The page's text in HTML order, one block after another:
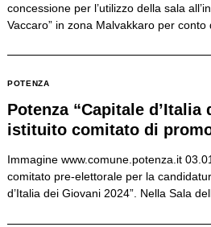
concessione per l’utilizzo della sala
Vaccaro” in zona Malvakkaro per conto
POTENZA
Potenza “Capitale d’Italia
istituito comitato di
Immagine www.comune.potenza.it
comitato pre-elettorale per la
d’Italia dei Giovani 2024”. Nella Sala